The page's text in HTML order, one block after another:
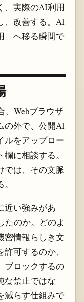
、実際のAI利用
、改善する。AI
」へ移る瞬間で
、Webブラウザ
の外で、公開AI
ルをアップロー
に相談する。
では、その文脈
近い強みがあ
たのか。どのよ
密情報らしき文
可するのか、
ブロックするの
な禁止ではな
減らす仕組みで